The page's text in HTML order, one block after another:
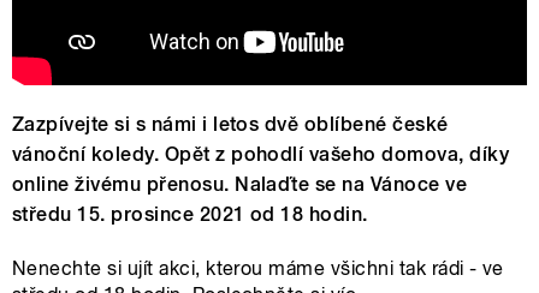
Zazpívejte si s námi i letos dvě oblíbené české
vánoční koledy. Opět z pohodlí vašeho domova, díky
online živému přenosu. Nalaďte se na Vánoce ve
středu 15. prosince 2021 od 18 hodin.
Nenechte si ujít akci, kterou máme všichni tak rádi - ve